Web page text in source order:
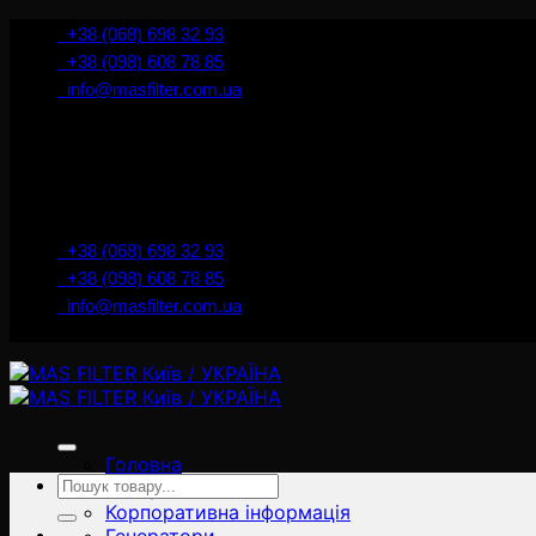
İçeriğe+38 (068) 698 32 93
+38 (098) 608 78 85
info@masfilter.com.ua
+38 (068) 698 32 93
+38 (098) 608 78 85
info@masfilter.com.ua
Головна
Товари
Корпоративна інформація
Ara: